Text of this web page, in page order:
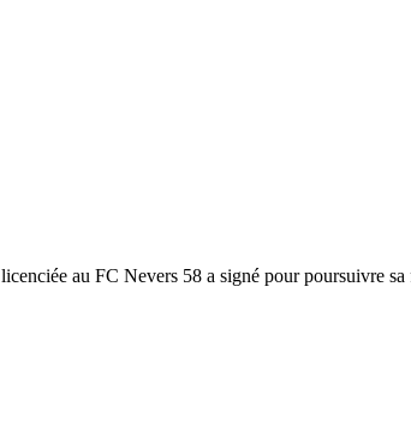
au FC Nevers 58 a signé pour poursuivre